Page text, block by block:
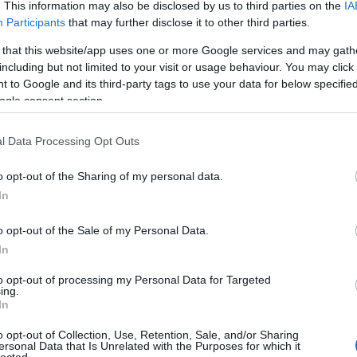
This information may also be disclosed by us to third parties on the
Participants that may further disclose it to other third parties.
that this website/app uses one or more Google services and may
but not limited to your visit or usage behaviour. You may
to Google and its third-party tags to use your data for below
consent section.
Data Processing Opt Outs
opt-out of the Sharing of my personal data.
opt-out of the Sale of my Personal Data.
opt-out of processing my Personal Data for Targeted
opt-out of Collection, Use, Retention, Sale, and/or Sharing
Data that Is Unrelated with the Purposes for which it